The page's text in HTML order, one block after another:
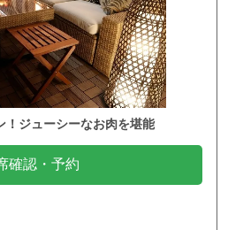
！ジューシーなお肉を堪能
確認・予約